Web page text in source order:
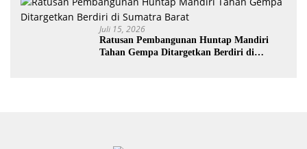
Juli 15, 2026
Ratusan Pembangunan Huntap Mandiri
Tahan Gempa Ditargetkan Berdiri di